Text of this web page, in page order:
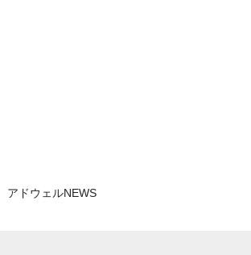
アドウェルNEWS